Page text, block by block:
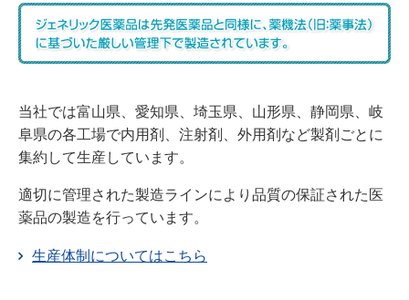
日医工について
採用情報
Japanese
当社では富山県、愛知県、埼玉県、山形県、静岡県、岐
阜県の各工場で内用剤、注射剤、外用剤など製剤ごとに
集約して生産しています。
適切に管理された製造ラインにより品質の保証された医
薬品の製造を行っています。
生産体制についてはこちら